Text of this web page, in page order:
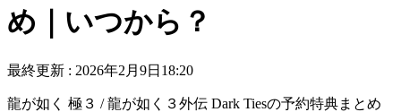
め｜いつから？
最終更新 : 2026年2月9日18:20
龍が如く 極３ / 龍が如く３外伝 Dark Tiesの予約特典まとめ